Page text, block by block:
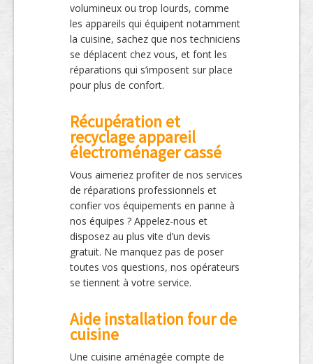
volumineux ou trop lourds, comme
les appareils qui équipent notamment
la cuisine, sachez que nos techniciens
se déplacent chez vous, et font les
réparations qui s’imposent sur place
pour plus de confort.
Récupération et
recyclage appareil
électroménager cassé
Vous aimeriez profiter de nos services
de réparations professionnels et
confier vos équipements en panne à
nos équipes ? Appelez-nous et
disposez au plus vite d’un devis
gratuit. Ne manquez pas de poser
toutes vos questions, nos opérateurs
se tiennent à votre service.
Aide installation four de
cuisine
Une cuisine aménagée compte de